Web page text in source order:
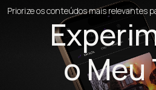
Priorize os conteúdos mais relevantes
o Meu